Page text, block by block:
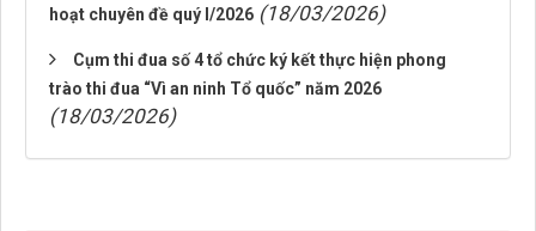
hoạt chuyên đề quý I/2026 (18/03/2026)
Cụm thi đua số 4 tổ chức ký kết thực hiện phong
trào thi đua “Vì an ninh Tổ quốc” năm 2026
(18/03/2026)